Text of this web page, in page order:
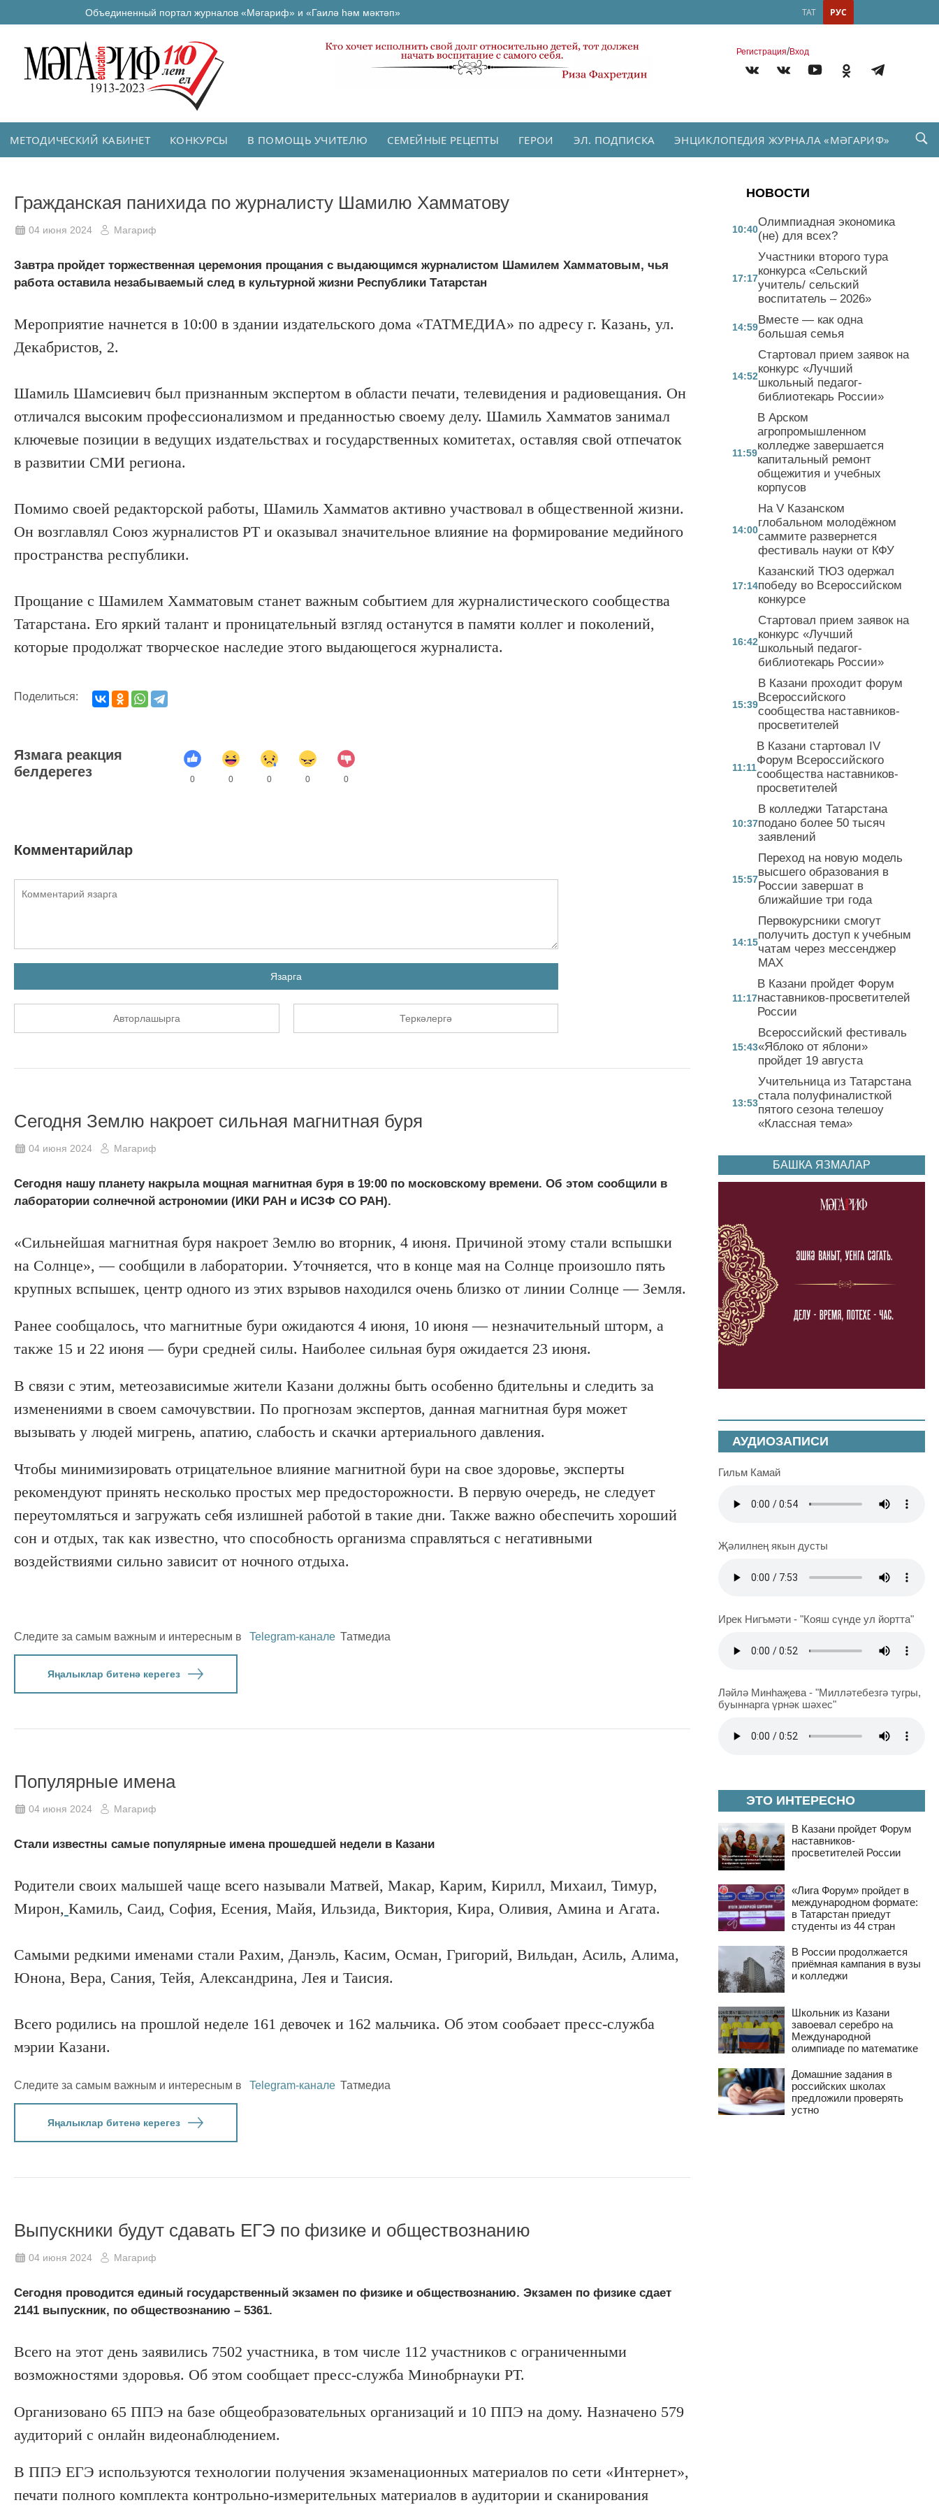
Объединенный портал журналов «Мәгариф» и «Гаилә һәм мәктәп» РУС
ТАТ
Регистрация/Вход
МЕТОДИЧЕСКИЙ КАБИНЕТ КОНКУРСЫ В ПОМОЩЬ УЧИТЕЛЮ СЕМЕЙНЫЕ РЕЦЕПТЫ ГЕРОИ ЭЛ. ПОДПИСКА ЭНЦИКЛОПЕДИЯ ЖУРНАЛА «МӘГАРИФ»
Гражданская панихида по журналисту Шамилю Хамматову
04 июня 2024 Магариф
Завтра пройдет торжественная церемония прощания с выдающимся журналистом Шамилем Хамматовым, чья
работа оставила незабываемый след в культурной жизни Республики Татарстан
Мероприятие начнется в 10:00 в здании издательского дома «ТАТМЕДИА» по адресу г. Казань, ул.
Декабристов, 2.
Шамиль Шамсиевич был признанным экспертом в области печати, телевидения и радиовещания. Он
отличался высоким профессионализмом и преданностью своему делу. Шамиль Хамматов занимал
ключевые позиции в ведущих издательствах и государственных комитетах, оставляя свой отпечаток
в развитии СМИ региона.
Помимо своей редакторской работы, Шамиль Хамматов активно участвовал в общественной жизни.
Он возглавлял Союз журналистов РТ и оказывал значительное влияние на формирование медийного
пространства республики.
Прощание с Шамилем Хамматовым станет важным событием для журналистического сообщества
Татарстана. Его яркий талант и проницательный взгляд останутся в памяти коллег и поколений,
которые продолжат творческое наследие этого выдающегося журналиста.
Поделиться:
Язмага реакция
белдерегез
0 0 0 0 0
Комментарийлар
Язарга
Авторлашырга Теркәлергә
Сегодня Землю накроет сильная магнитная буря
04 июня 2024 Магариф
Сегодня нашу планету накрыла мощная магнитная буря в 19:00 по московскому времени. Об этом сообщили в
лаборатории солнечной астрономии (ИКИ РАН и ИСЗФ СО РАН).
«Сильнейшая магнитная буря накроет Землю во вторник, 4 июня. Причиной этому стали вспышки
на Солнце», — сообщили в лаборатории. Уточняется, что в конце мая на Солнце произошло пять
крупных вспышек, центр одного из этих взрывов находился очень близко от линии Солнце — Земля.
Ранее сообщалось, что магнитные бури ожидаются 4 июня, 10 июня — незначительный шторм, а
также 15 и 22 июня — бури средней силы. Наиболее сильная буря ожидается 23 июня.
В связи с этим, метеозависимые жители Казани должны быть особенно бдительны и следить за
изменениями в своем самочувствии. По прогнозам экспертов, данная магнитная буря может
вызывать у людей мигрень, апатию, слабость и скачки артериального давления.
Чтобы минимизировать отрицательное влияние магнитной бури на свое здоровье, эксперты
рекомендуют принять несколько простых мер предосторожности. В первую очередь, не следует
переутомляться и загружать себя излишней работой в такие дни. Также важно обеспечить хороший
сон и отдых, так как известно, что способность организма справляться с негативными
воздействиями сильно зависит от ночного отдыха.
Следите за самым важным и интересным в Telegram-канале Татмедиа
Яңалыклар битенә керегез
Популярные имена
04 июня 2024 Магариф
Стали известны самые популярные имена прошедшей недели в Казани
Родители своих малышей чаще всего называли Матвей, Макар, Карим, Кирилл, Михаил, Тимур,
Мирон, Камиль, Саид, София, Есения, Майя, Ильзида, Виктория, Кира, Оливия, Амина и Агата.
Самыми редкими именами стали Рахим, Данэль, Касим, Осман, Григорий, Вильдан, Асиль, Алима,
Юнона, Вера, Сания, Тейя, Александрина, Лея и Таисия.
Всего родились на прошлой неделе 161 девочек и 162 мальчика. Об этом сообәает пресс-служба
мэрии Казани.
Следите за самым важным и интересным в Telegram-канале Татмедиа
Яңалыклар битенә керегез
Выпускники будут сдавать ЕГЭ по физике и обществознанию
04 июня 2024 Магариф
Сегодня проводится единый государственный экзамен по физике и обществознанию. Экзамен по физике сдает
2141 выпускник, по обществознанию – 5361.
Всего на этот день заявились 7502 участника, в том числе 112 участников с ограниченными
возможностями здоровья. Об этом сообщает пресс-служба Минобрнауки РТ.
Организовано 65 ППЭ на базе общеобразовательных организаций и 10 ППЭ на дому. Назначено 579
аудиторий с онлайн видеонаблюдением.
В ППЭ ЕГЭ используются технологии получения экзаменационных материалов по сети «Интернет»,
печати полного комплекта контрольно-измерительных материалов в аудитории и сканирования
НОВОСТИ
10:40
Олимпиадная экономика
(не) для всех?
17:17
Участники второго тура
конкурса «Сельский
учитель/ сельский
воспитатель – 2026»
14:59
Вместе — как одна
большая семья
14:52
Стартовал прием заявок на
конкурс «Лучший
школьный педагог-
библиотекарь России»
11:59
В Арском
агропромышленном
колледже завершается
капитальный ремонт
общежития и учебных
корпусов
14:00
На V Казанском
глобальном молодёжном
саммите развернется
фестиваль науки от КФУ
17:14
Казанский ТЮЗ одержал
победу во Всероссийском
конкурсе
16:42
Стартовал прием заявок на
конкурс «Лучший
школьный педагог-
библиотекарь России»
15:39
В Казани проходит форум
Всероссийского
сообщества наставников-
просветителей
11:11
В Казани стартовал IV
Форум Всероссийского
сообщества наставников-
просветителей
10:37
В колледжи Татарстана
подано более 50 тысяч
заявлений
15:57
Переход на новую модель
высшего образования в
России завершат в
ближайшие три года
14:15
Первокурсники смогут
получить доступ к учебным
чатам через мессенджер
MAX
11:17
В Казани пройдет Форум
наставников-просветителей
России
15:43
Всероссийский фестиваль
«Яблоко от яблони»
пройдет 19 августа
13:53
Учительница из Татарстана
стала полуфиналисткой
пятого сезона телешоу
«Классная тема»
БАШКА ЯЗМАЛАР
ЭТО ИНТЕРЕСНО
В Казани пройдет Форум
наставников-
просветителей России
«Лига Форум» пройдет в
международном формате:
в Татарстан приедут
студенты из 44 стран
В России продолжается
приёмная кампания в вузы
и колледжи
Школьник из Казани
завоевал серебро на
Международной
олимпиаде по математике
Домашние задания в
российских школах
предложили проверять
устно
АУДИОЗАПИСИ
Гильм Камай
Җәлилнең якын дусты
Ирек Нигъмәти - "Кояш сүнде ул йортта"
Ләйлә Минһаҗева - "Милләтебезгә тугры,
буыннарга үрнәк шәхес"